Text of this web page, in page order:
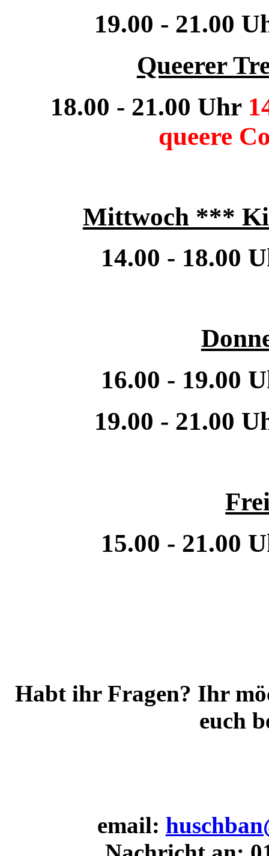
19.00 - 21.00
Queerer
18.00 - 21.00 Uhr
queere
Mittwoch ***
14.00 - 18.00
16.00 - 19.00
19.00 - 21.00
15.00 - 21.00
Habt ihr Fragen? Ihr
euch
email: